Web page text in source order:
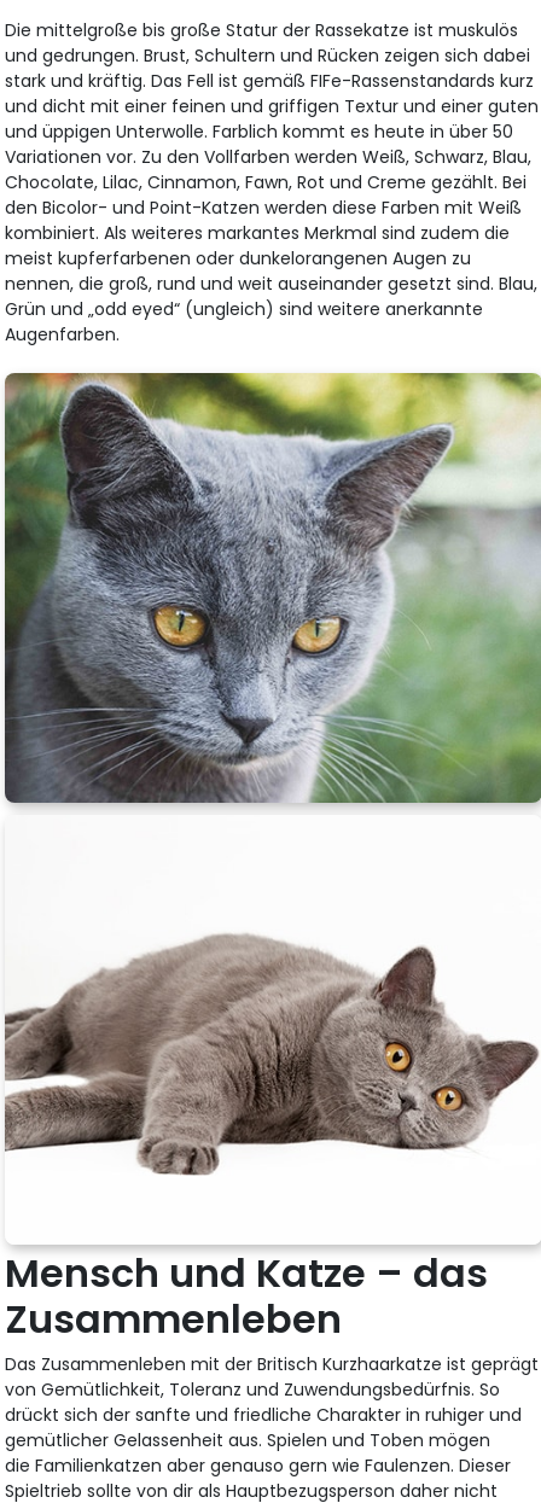
Die mittelgroße bis große Statur der Rassekatze ist muskulös
und gedrungen. Brust, Schultern und Rücken zeigen sich dabei
stark und kräftig. Das Fell ist gemäß FIFe-Rassenstandards kurz
und dicht mit einer feinen und griffigen Textur und einer guten
und üppigen Unterwolle. Farblich kommt es heute in über 50
Variationen vor. Zu den Vollfarben werden Weiß, Schwarz, Blau,
Chocolate, Lilac, Cinnamon, Fawn, Rot und Creme gezählt. Bei
den Bicolor- und Point-Katzen werden diese Farben mit Weiß
kombiniert. Als weiteres markantes Merkmal sind zudem die
meist kupferfarbenen oder dunkelorangenen Augen zu
nennen, die groß, rund und weit auseinander gesetzt sind. Blau,
Grün und „odd eyed“ (ungleich) sind weitere anerkannte
Augenfarben.
Mensch und Katze – das
Zusammenleben
Das Zusammenleben mit der Britisch Kurzhaarkatze ist geprägt
von Gemütlichkeit, Toleranz und Zuwendungsbedürfnis. So
drückt sich der sanfte und friedliche Charakter in ruhiger und
gemütlicher Gelassenheit aus. Spielen und Toben mögen
die Familienkatzen aber genauso gern wie Faulenzen. Dieser
Spieltrieb sollte von dir als Hauptbezugsperson daher nicht